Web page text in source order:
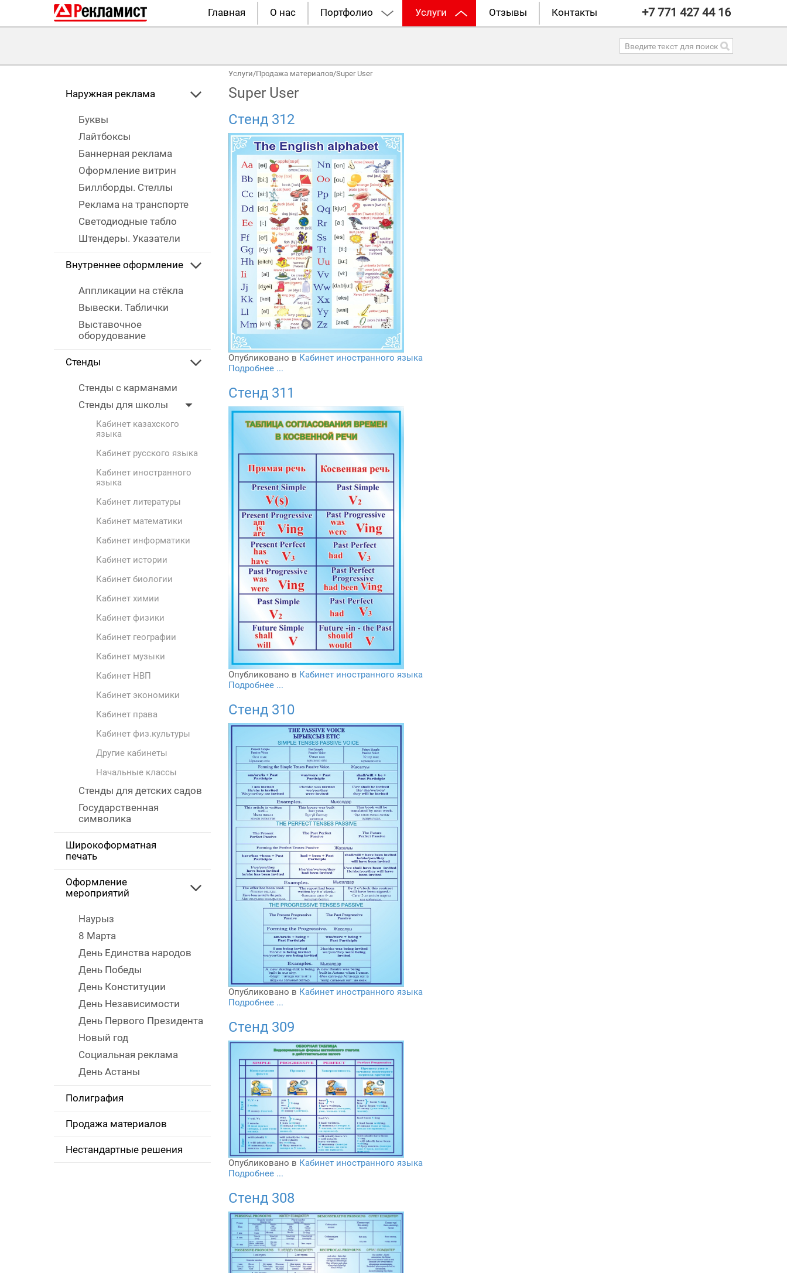
Главная О нас Портфолио Услуги Отзывы Контакты +7 771 427 44 16
Наружная реклама
Буквы
Лайтбоксы
Баннерная реклама
Оформление витрин
Биллборды. Стеллы
Реклама на транспорте
Светодиодные табло
Штендеры. Указатели
Внутреннее оформление
Аппликации на стёкла
Вывески. Таблички
Выставочное
оборудование
Стенды
Стенды с карманами
Стенды для школы
Кабинет казахского
языка
Кабинет русского языка
Кабинет иностранного
языка
Кабинет литературы
Кабинет математики
Кабинет информатики
Кабинет истории
Кабинет биологии
Кабинет химии
Кабинет физики
Кабинет географии
Кабинет музыки
Кабинет НВП
Кабинет экономики
Кабинет права
Кабинет физ.культуры
Другие кабинеты
Начальные классы
Стенды для детских садов
Государственная
символика
Широкоформатная
печать
Оформление
мероприятий
Наурыз
8 Марта
День Единства народов
День Победы
День Конституции
День Независимости
День Первого Президента
Новый год
Социальная реклама
День Астаны
Полиграфия
Продажа материалов
Нестандартные решения
Услуги/Продажа материалов/Super User
Super User
Стенд 312
Опубликовано в Кабинет иностранного языка
Подробнее ...
Стенд 311
Опубликовано в Кабинет иностранного языка
Подробнее ...
Стенд 310
Опубликовано в Кабинет иностранного языка
Подробнее ...
Стенд 309
Опубликовано в Кабинет иностранного языка
Подробнее ...
Стенд 308